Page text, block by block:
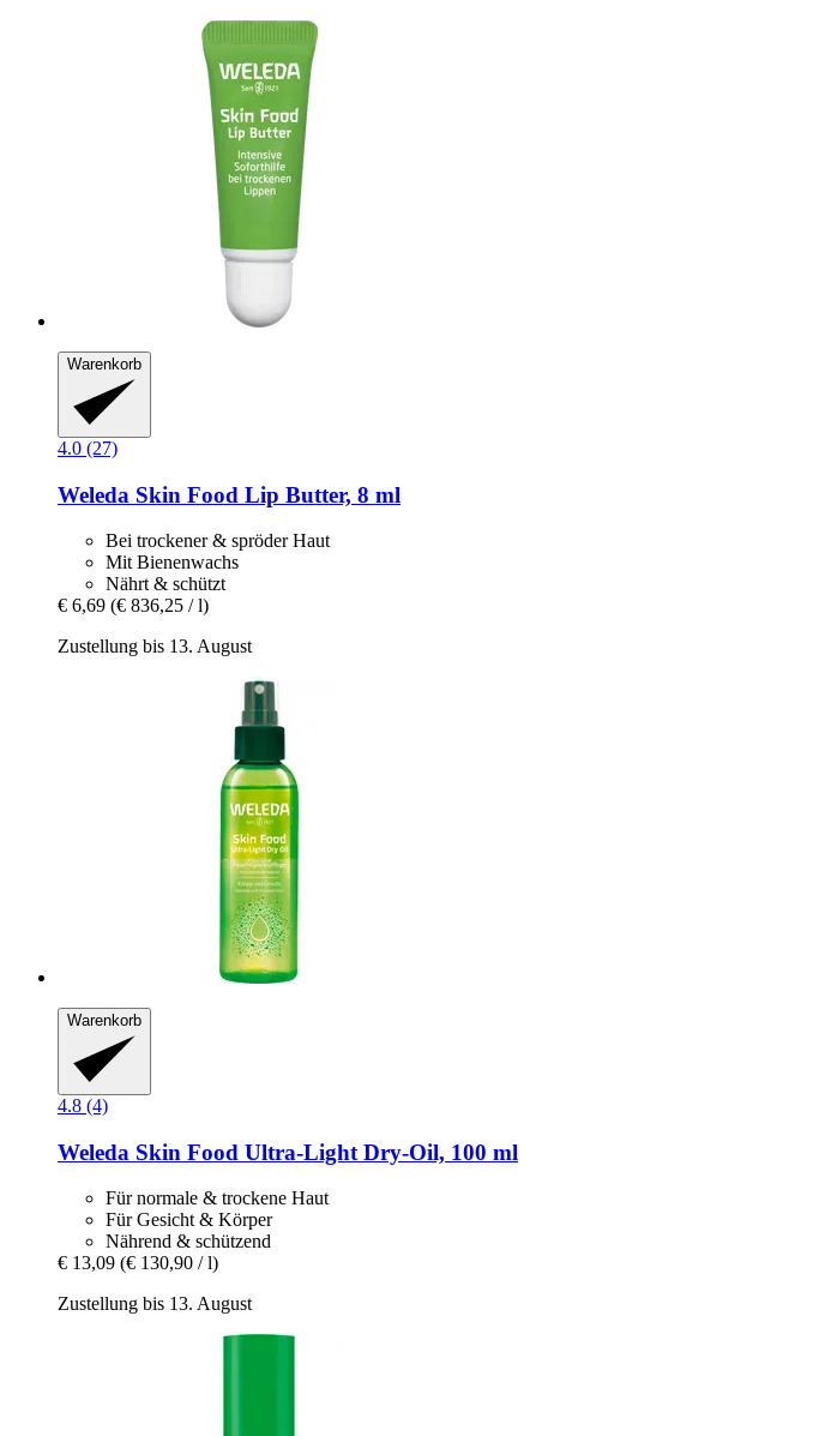
Warenkorb
4.0 (27)
Weleda Skin Food Lip Butter, 8 ml
Bei trockener & spröder Haut
Mit Bienenwachs
Nährt & schützt
€ 6,69 (€ 836,25 / l)
Zustellung bis 13. August
Warenkorb
4.8 (4)
Weleda Skin Food Ultra-​Light Dry-​Oil, 100 ml
Für normale & trockene Haut
Für Gesicht & Körper
Nährend & schützend
€ 13,09 (€ 130,90 / l)
Zustellung bis 13. August